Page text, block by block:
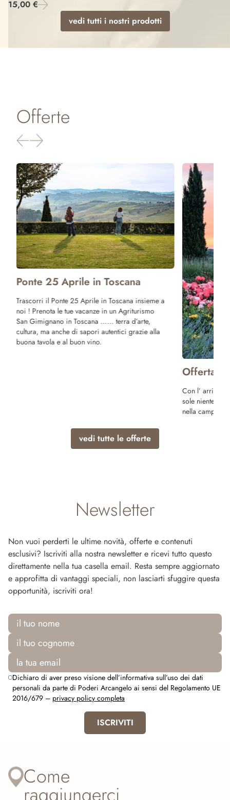
15,00 €
vedi tutti i nostri prodotti
Offerte
Ponte 25 Aprile in Toscana
Trascorri il Ponte 25 Aprile in Toscana insieme a
noi ! Prenota le tue vacanze in un Agriturismo
San Gimignano in Toscana …… terra d’arte,
cultura, ma anche di sapori autentici grazie alla
buona tavola e al buon vino.
Offerta
Con l’ arrivo
sole niente di
nella
vedi tutte le offerte
Newsletter
Non vuoi perderti le ultime novità, offerte e contenuti
esclusivi? Iscriviti alla nostra newsletter e ricevi tutto questo
direttamente nella tua casella email. Resta sempre aggiornato
e approfitta di vantaggi speciali, non lasciarti sfuggire questa
opportunità, iscriviti ora!
Dichiaro di aver preso visione dell’informativa sull’uso dei dati
personali da parte di Poderi Arcangelo ai sensi del Regolamento UE
2016/679 – privacy policy completa
ISCRIVITI
Come